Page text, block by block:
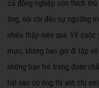
cả đồng nghiệp còn thích
ông, nói chi đến sự ngưỡng
nhiều thập niên qua. Về
mực, không bao giờ đi tập
những bạn trẻ trong đoàn
hát nào có ông thì anh chị